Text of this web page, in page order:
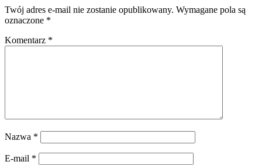
Twój adres e-mail nie zostanie opublikowany. Wymagane pola są
oznaczone *
Komentarz *
Nazwa *
E-mail *